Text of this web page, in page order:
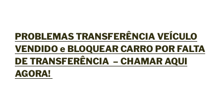
PROBLEMAS TRANSFERÊNCIA VEÍCULO
VENDIDO e BLOQUEAR CARRO POR FALTA
DE TRANSFERÊNCIA – CHAMAR AQUI
AGORA!